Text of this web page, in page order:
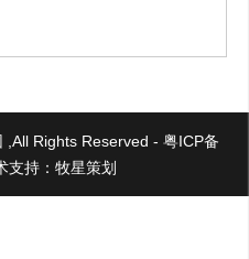
Rights Reserved - 粤ICP备
支持：牧星策划